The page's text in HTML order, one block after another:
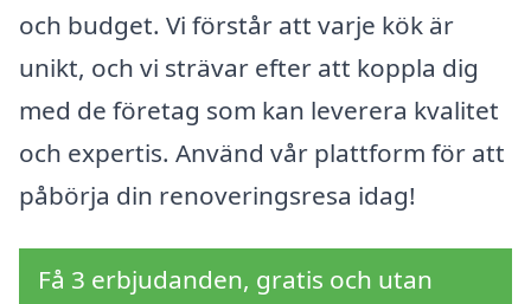
och budget. Vi förstår att varje kök är
unikt, och vi strävar efter att koppla dig
med de företag som kan leverera kvalitet
och expertis. Använd vår plattform för att
påbörja din renoveringsresa idag!
Få 3 erbjudanden, gratis och utan